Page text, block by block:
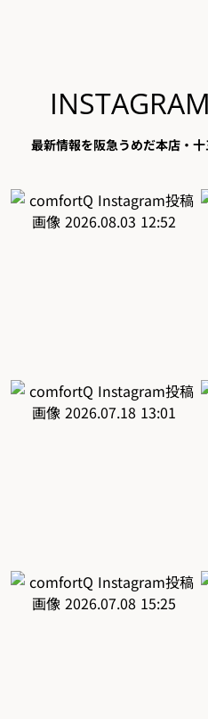
INSTAGRAM
最新情報を阪急うめだ本店・